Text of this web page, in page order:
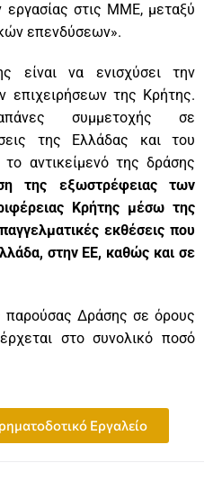
εργασίας στις ΜMΕ, μεταξύ
επενδύσεων».
είναι να ενισχύσει την
επιχειρήσεων της Κρήτης.
συμμετοχής σε
της Ελλάδας και του
αντικείμενό της δράσης
της εξωστρέφειας των
Κρήτης μέσω της
εκθέσεις που
στην ΕΕ, καθώς και σε
παρούσας Δράσης σε όρους
στο συνολικό ποσό
Εργαλείο